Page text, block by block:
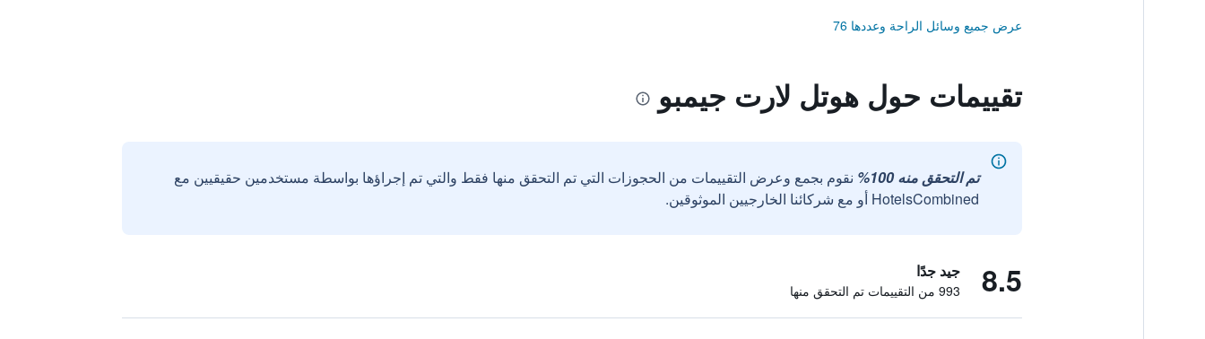
عرض جميع وسائل الراحة وعددها 76
تقييمات حول هوتل لارت جيمبو
تم التحقق منه 100%
نقوم بجمع وعرض التقييمات من الحجوزات التي تم التحقق منها فقط والتي تم إجراؤها بواسطة مستخدمين حقيقيين مع
HotelsCombined أو مع شركائنا الخارجيين الموثوقين.
8.5 جيد جدًا
993 من التقييمات تم التحقق منها